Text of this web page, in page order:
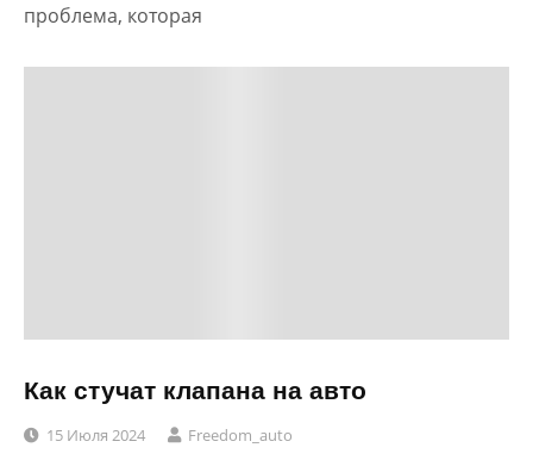
проблема, которая
Как стучат клапана на авто
15 Июля 2024 Freedom_auto